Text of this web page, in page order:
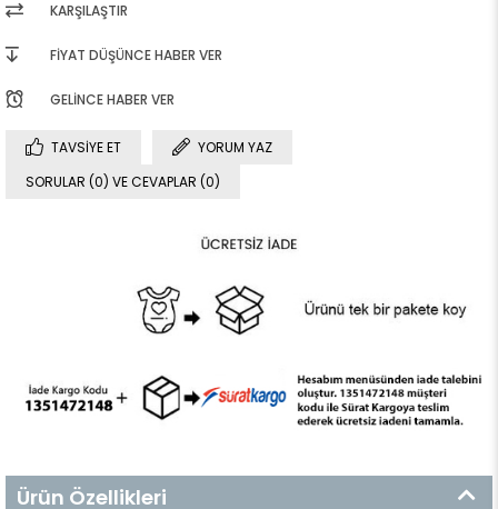
KARŞILAŞTIR
FIYAT DÜŞÜNCE HABER VER
GELINCE HABER VER
TAVSIYE ET
YORUM YAZ
SORULAR (0) VE CEVAPLAR (0)
Ürün Özellikleri